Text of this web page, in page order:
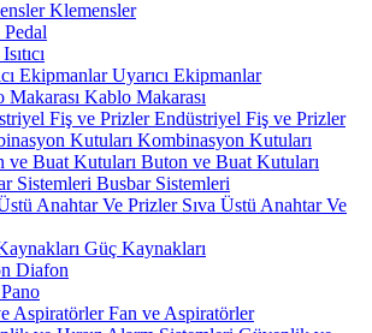
Klemensler
Pedal
Isıtıcı
Uyarıcı Ekipmanlar
Kablo Makarası
Endüstriyel Fiş ve Prizler
Kombinasyon Kutuları
Buton ve Buat Kutuları
Busbar Sistemleri
Sıva Üstü Anahtar Ve
Güç Kaynakları
Diafon
Pano
Fan ve Aspiratörler